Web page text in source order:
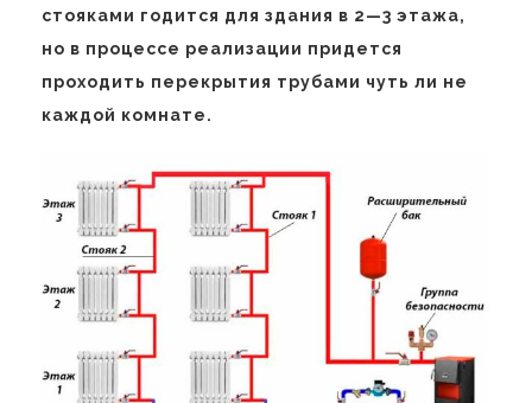
стояками годится для здания в 2—3 этажа,
но в процессе реализации придется
проходить перекрытия трубами чуть ли не
каждой комнате.